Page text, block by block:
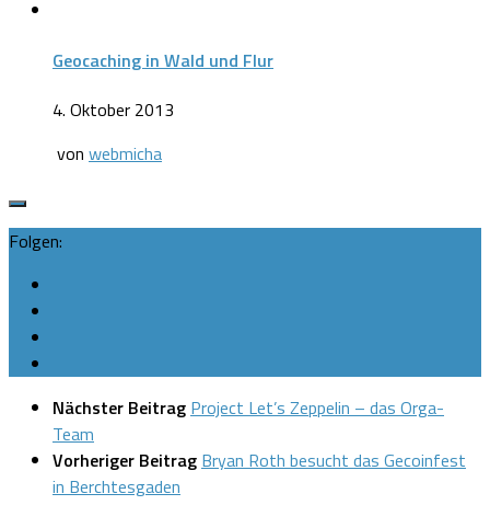
Geocaching in Wald und Flur
4. Oktober 2013
von webmicha
Folgen:
Nächster Beitrag Project Let’s Zeppelin – das Orga-
Team
Vorheriger Beitrag Bryan Roth besucht das Gecoinfest
in Berchtesgaden